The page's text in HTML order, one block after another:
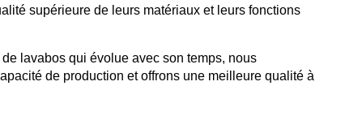
supérieure de leurs matériaux et leurs fonctions
lavabos qui évolue avec son temps, nous
de production et offrons une meilleure qualité à